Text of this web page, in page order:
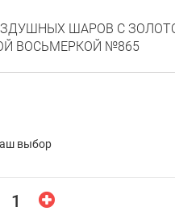
ШАРОВ С
ВОСЬМЕРКОЙ №865
выбор